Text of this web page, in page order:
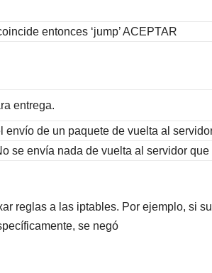
entonces ‘jump’ ACEPTAR
entrega.
envío de un paquete de vuelta al
se envía nada de vuelta al servidor que
reglas a las iptables. Por ejemplo, si
se negó